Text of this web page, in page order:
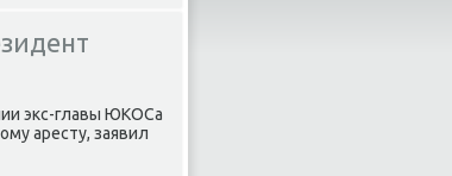
экс-главы ЮКОСа
аресту, заявил